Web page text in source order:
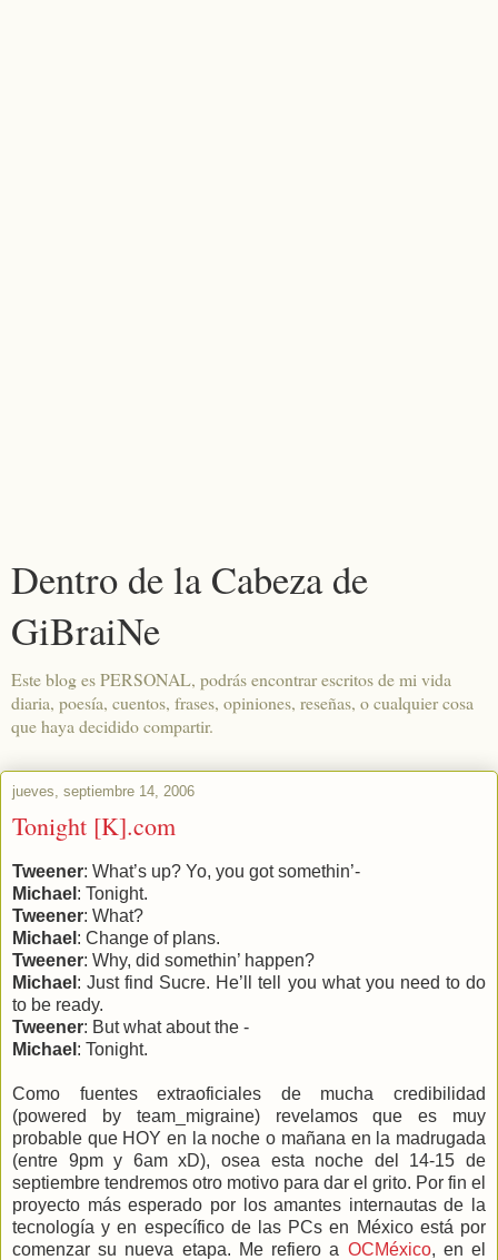
Dentro de la Cabeza de
GiBraiNe
Este blog es PERSONAL, podrás encontrar escritos de mi vida
diaria, poesía, cuentos, frases, opiniones, reseñas, o cualquier cosa
que haya decidido compartir.
jueves, septiembre 14, 2006
Tonight [K].com
Tweener: What’s up? Yo, you got somethin’-
Michael : Tonight.
Tweener: What?
Michael : Change of plans.
Tweener: Why, did somethin’ happen?
Michael : Just find Sucre. He’ll tell you what you need to do
to be ready.
Tweener: But what about the -
Michael : Tonight.
Como fuentes extraoficiales de mucha credibilidad
(powered by team_migraine) revelamos que es muy
probable que HOY en la noche o mañana en la madrugada
(entre 9pm y 6am xD), osea esta noche del 14-15 de
septiembre tendremos otro motivo para dar el grito. Por fin el
proyecto más esperado por los amantes internautas de la
tecnología y en específico de las PCs en México está por
comenzar su nueva etapa. Me refiero a OCMéxico, en el